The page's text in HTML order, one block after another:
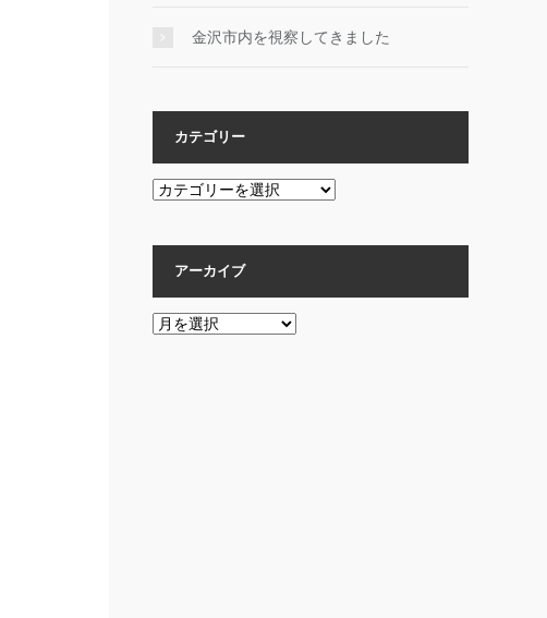
金沢市内を視察してきました
カテゴリー
カ
アーカイブ
ア